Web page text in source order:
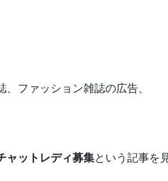
ファッション雑誌の広告、
ャットレディ募集という記事を